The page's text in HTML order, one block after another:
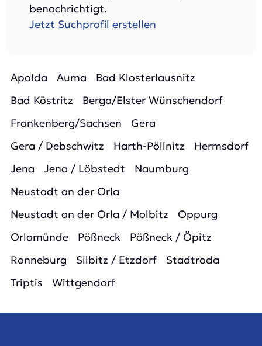
benachrichtigt.
Jetzt Suchprofil erstellen
Apolda Auma
Bad Klosterlausnitz
Bad Köstritz
Berga/Elster Wünschendorf
Frankenberg/Sachsen
Gera
Gera / Debschwitz
Harth-Pöllnitz
Hermsdorf
Jena
Jena / Löbstedt
Naumburg
Neustadt an der Orla
Neustadt an der Orla / Molbitz
Oppurg
Orlamünde
Pößneck
Pößneck / Öpitz
Ronneburg
Silbitz / Etzdorf
Stadtroda
Triptis
Wittgendorf